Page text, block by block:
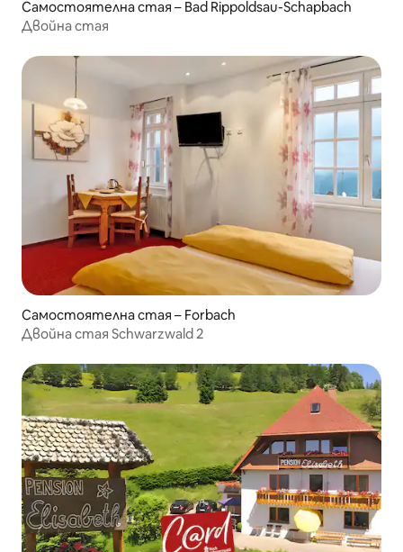
Самостоятелна стая – Bad Rippoldsau-Schapbach
Двойна стая
Самостоятелна стая – Forbach
Двойна стая Schwarzwald 2